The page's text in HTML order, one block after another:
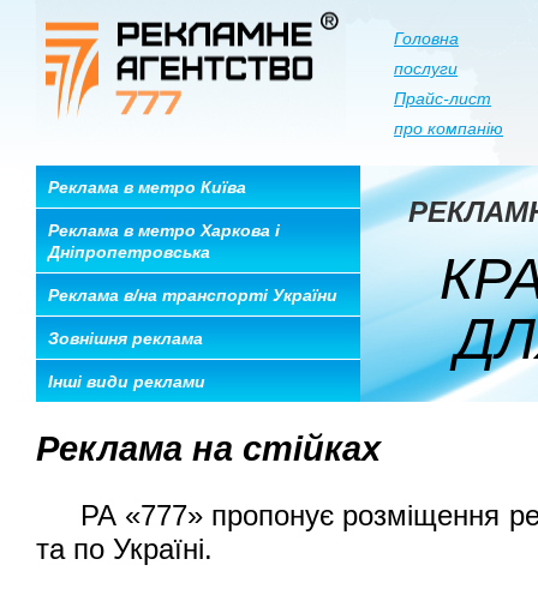
Головна
послуги
Прайс-лист
про компанію
Реклама в метро Київа
Реклама в метро Харкова і
Дніпропетровська
Реклама в/на транспорті України
Зовнішня реклама
Інші види реклами
Реклама на стійках
РА «777» пропонує розміщення
та по Україні.